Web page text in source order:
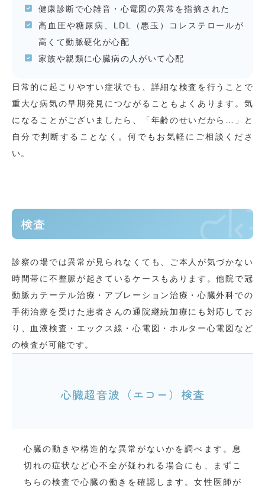
健康診断で心雑音・心電図の異常を指摘された
高血圧や糖尿病、LDL（悪玉）コレステロールが
高くて動脈硬化が心配
家族や親類に心臓病の人がいて心配
日常的に起こりやすい症状でも、詳細な検査を行うことで
重大な病気の早期発見につながることもよくあります。気
になることがございましたら、「年齢のせいだから…」と
自分で判断することなく。何でもお気軽にご相談くださ
い。
検査
診察の場では異常が見られなくても、ご本人が気づかない
時間帯に不整脈が起きているケースもあります。他院で冠
動脈カテーテル治療・アブレーション治療・心臓外科での
手術治療を受けた患者さんの通院継続加療にも対応してお
り、血液検査・エックス線・心電図・ホルター心電図など
の検査が可能です。
心臓超音波（エコー）検査
心臓の動きや構造的な異常がないかを調べます。息
切れの症状など心不全が疑われる場合にも、まずこ
ちらの検査で心臓の働きを確認します。女性医師が